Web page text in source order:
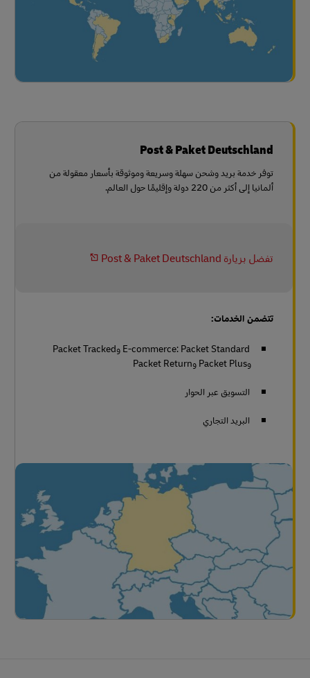
Post & Paket Deutschland
توفر خدمة بريد وشحن سهلة وسريعة وموثوقة بأسعار معقولة من
ألمانيا إلى أكثر من 220 دولة وإقليمًا حول العالم.
تفضل بزيارة Post & Paket Deutschland
تتضمن الخدمات:
E-commerce: Packet Standard وPacket Tracked
وPacket Plus وPacket Return
التسويق عبر الحوار
البريد التجاري